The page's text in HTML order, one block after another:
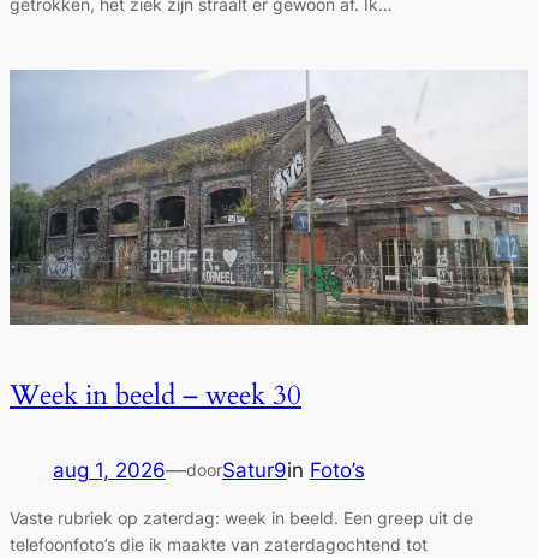
Week in beeld – week 30
aug 1, 2026—doorSatur9in Foto’s
Vaste rubriek op zaterdag: week in beeld. Een greep uit de
telefoonfoto’s die ik maakte van zaterdagochtend tot